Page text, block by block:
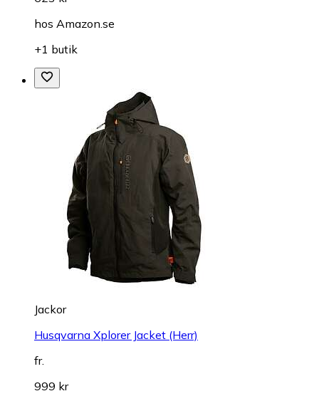
hos Amazon.se
+1 butik
Jackor
Husqvarna Xplorer Jacket (Herr)
fr.
999 kr